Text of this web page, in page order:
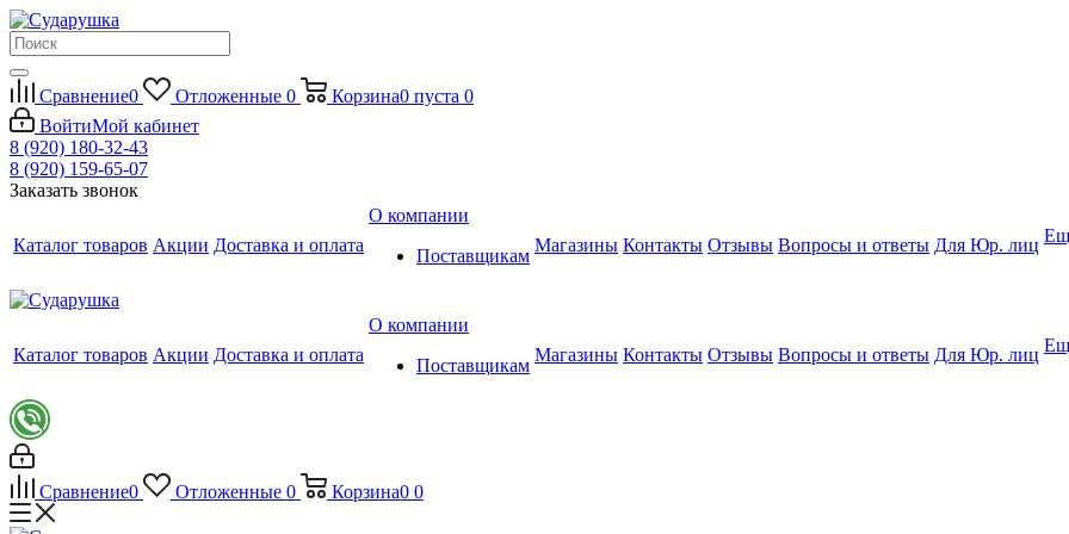
Сравнение0 Отложенные 0 Корзина0 пуста 0
ВойтиМой кабинет
8 (920) 180-32-43
8 (920) 159-65-07
Заказать звонок
Каталог товаров Акции Доставка и оплата
О компании
Поставщикам
Магазины Контакты Отзывы Вопросы и ответы Для Юр. лиц
Каталог товаров Акции Доставка и оплата
О компании
Поставщикам
Магазины Контакты Отзывы Вопросы и ответы Для Юр. лиц
Сравнение0 Отложенные 0 Корзина0 0